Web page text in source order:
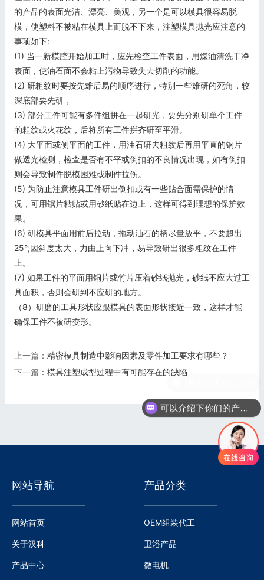
的产品的表面光洁、漂亮、美观，另一个是可以模具很容易脱
模，使塑料不被粘在模具上而脱不下来， 注塑模具抛光应注意的
事项如下:
(1) 当一新模腔开始加工时，应先检查工件表面，用煤油清洗干净
表面，使油石面不会粘上污物导致失去切削的功能。
(2) 研粗纹时要按先难后易的顺序进行，特别一些难研的死角，较
深底部要先研，
(3) 部分工件可能有多件组拼在一起研光，要先分别研单个工件
的粗纹或火花纹，后将所有工件拼齐研至平滑。
(4) 大平面或侧平面的工件，用油石研去粗纹后再用平直的钢片
做透光检测，检查是否有不平或倒扣的不良情况出现，如有倒扣
则会导致制件脱模困难或制件拉伤。
(5) 为防止注意模具工件研出倒扣或有一些贴合面需保护的情
况，可用锯片粘贴或用砂纸贴在边上，这样可得到理想的保护效
果。
(6) 研模具平面用前后拉动，拖动油石的柄尽量放平，不要超出
25°;因斜度太大，力由上向下冲，易导致研出很多粗纹在工件
上。
(7) 如果工件的平面用铜片或竹片压着砂纸抛光，砂纸不应大过工
具面积，否则会研到不应研的地方。
（8）研磨的工具形状应跟模具的表面形状接近一致，这样才能
确保工件不被研变形。
上一篇： 精密模具制造中影响因素及零件加工要求有哪些？
下一篇： 模具注塑成型过程中有可能存在的缺陷
网站导航
网站首页
关于汉科
产品中心
产品分类
OEM组装代工
卫浴产品
微电机
可以介绍下你们的产品么